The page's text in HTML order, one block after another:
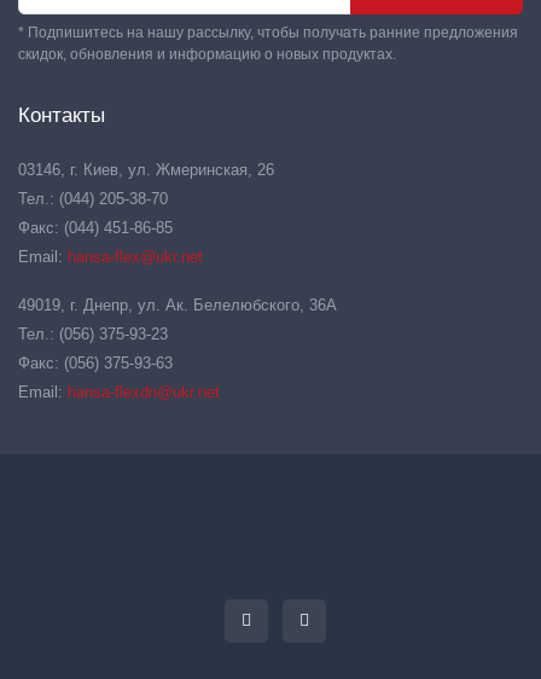
* Подпишитесь на нашу рассылку, чтобы получать ранние предложения
скидок, обновления и информацию о новых продуктах.
Контакты
03146, г. Киев, ул. Жмеринская, 26
Тел.: (044) 205-38-70
Факс: (044) 451-86-85
Email: hansa-flex@ukr.net
49019, г. Днепр, ул. Ак. Белелюбского, 36А
Тел.: (056) 375-93-23
Факс: (056) 375-93-63
Email: hansa-flexdn@ukr.net